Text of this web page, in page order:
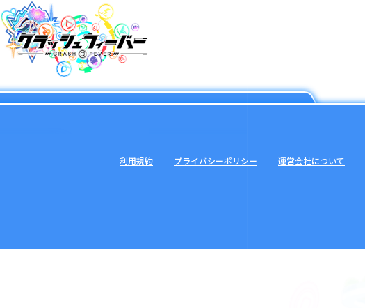
利用規約 プライバシーポリシー 運営会社について